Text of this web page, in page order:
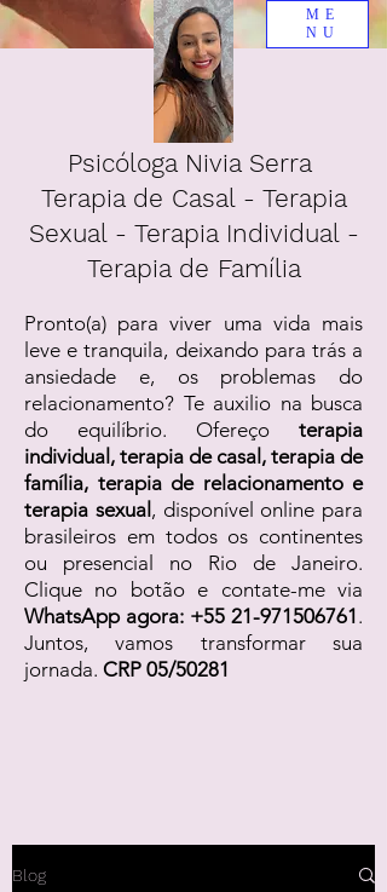
Psicóloga Nivia Serra
Terapia de Casal - Terapia
Sexual - Terapia Individual -
Terapia de Família
Pronto(a) para viver uma vida mais
leve e tranquila, deixando para trás a
ansiedade e, os problemas do
relacionamento? Te auxilio na busca
do equilíbrio. Ofereço terapia
individual, terapia de casal, terapia de
família, terapia de relacionamento e
terapia sexual , disponível online para
brasileiros em todos os continentes
ou presencial no Rio de Janeiro.
Clique no botão e contate-me via
WhatsApp agora: +55 21-971506761 .
Juntos, vamos transformar sua
jornada. CRP 05/50281
ME
NU
Blog